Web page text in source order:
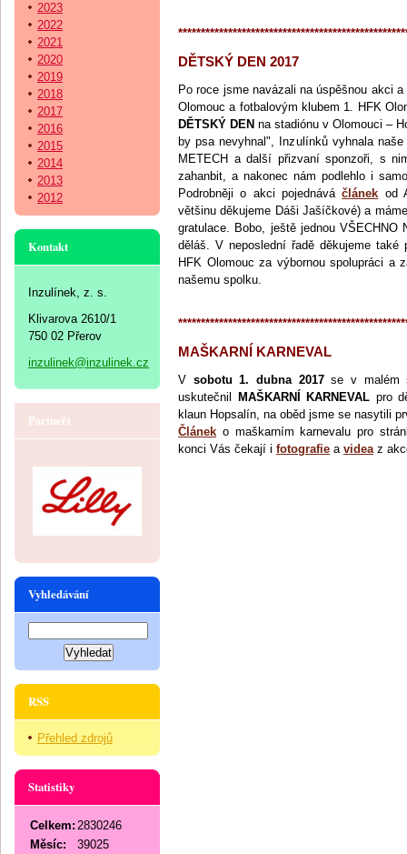
DĚTSKÝ DEN 2017
Po roce jsme navázali na úspěšnou akci
Olomouc a fotbalovým klubem 1. HFK
DĚTSKÝ DEN na stadiónu v Olomouci –
by psa nevyhnal", Inzulínků vyhnala
METECH a další přizvaní sponzoři, s
zahanbit, a nakonec nám podlehlo i
Podrobněji o akci pojednáváčlánek od
většinu děkujeme Dáši Jašíčkové) a
gratulace. Bobo, ještě jednou
děláš. V neposlední řadě děkujeme
HFK Olomouc za výbornou spolupráci a
našemu spolku.
MAŠKARNÍ KARNEVAL
V sobotu 1. dubna 2017se v malém
uskutečnil
MAŠKARNÍ KARNEVAL pro
klaun Hopsalín, na oběd jsme se nasytili
Článek o maškarním karnevalu pro
konci Vás čekají i fotografie a videaz
2023
2022
2021
2020
2019
2018
2017
2016
2015
2014
2013
2012
Kontakt
Inzulínek, z. s.
Klivarova 2610/1
750 02 Přerov
inzulinek@inzulinek.cz
Partneři
Vyhledávání
RSS
Přehled zdrojů
Statistiky
Celkem: 2830246
Měsíc:
39025